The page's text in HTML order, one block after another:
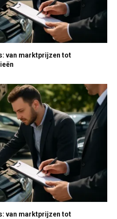
van marktprijzen tot
van marktprijzen tot